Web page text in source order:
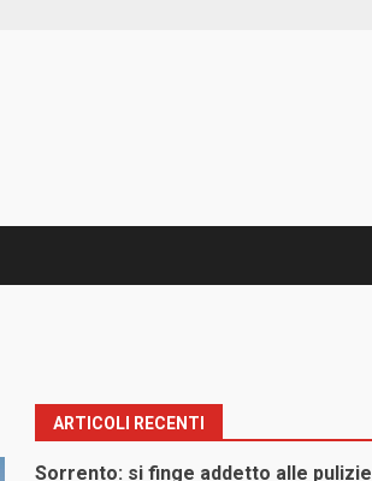
ARTICOLI RECENTI
Sorrento: si finge addetto alle pulizie